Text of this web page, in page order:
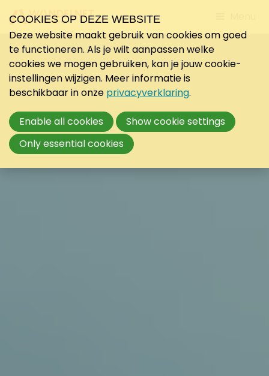
to
COOKIES OP DEZE WEBSITE
Deze website maakt gebruik van cookies om goed
te functioneren. Als je wilt aanpassen welke
cookies we mogen gebruiken, kan je jouw cookie-
instellingen wijzigen. Meer informatie is
beschikbaar in onze privacyverklaring.
Enable all cookies
Show cookie settings
Only essential cookies